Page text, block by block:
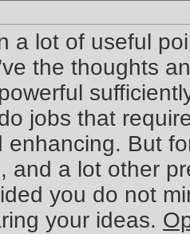
a lot of useful
the thoughts
jobs that
enhancing. But
and a lot other
you do not
your ideas.